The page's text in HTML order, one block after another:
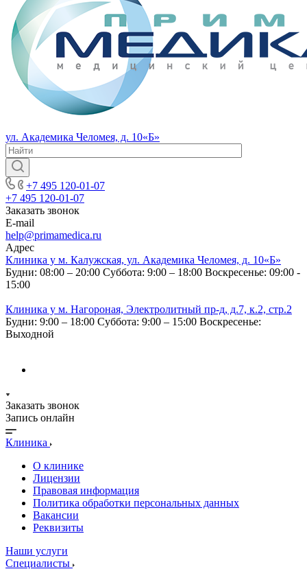
ул. Академика Челомея, д. 10«Б»
+7 495 120-01-07
+7 495 120-01-07
Заказать звонок
E-mail
help@primamedica.ru
Адрес
Клиника у м. Калужская, ул. Академика Челомея, д. 10«Б»
Будни: 08:00 – 20:00 Суббота: 9:00 – 18:00 Воскресенье: 09:00 -
15:00
Клиника у м. Нагороная, Электролитный пр-д, д.7, к.2, стр.2
Будни: 9:00 – 18:00 Суббота: 9:00 – 15:00 Воскресенье:
Выходной
Заказать звонок
Запись онлайн
Клиника
О клинике
Лицензии
Правовая информация
Политика обработки персональных данных
Вакансии
Реквизиты
Наши услуги
Специалисты